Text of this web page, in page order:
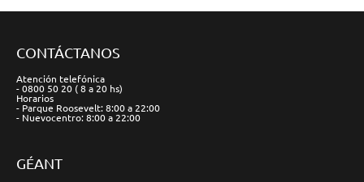
CONTÁCTANOS
Atención telefónica
- 0800 50 20 ( 8 a 20 hs)
Horarios
- Parque Roosevelt: 8:00 a 22:00
- Nuevocentro: 8:00 a 22:00
GÉANT